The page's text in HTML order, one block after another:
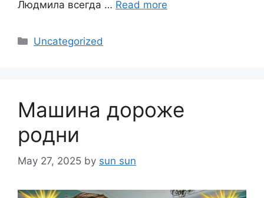
Людмила всегда … Read more
Categories
Uncategorized
Машина дороже
родни
May 27, 2025 by sun sun